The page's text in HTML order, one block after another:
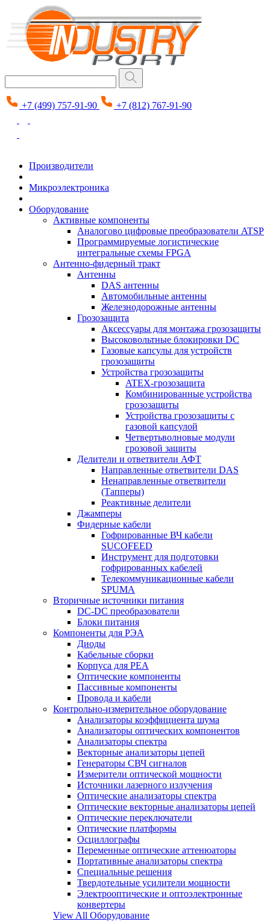
+7 (499) 757-91-90 +7 (812) 767-91-90
Производители
Микроэлектроника
Оборудование
Активные компоненты
Аналогово цифровые преобразователи ATSP
Программируемые логистические
интегральные схемы FPGA
Антенно-фидерный тракт
Антенны
DAS антенны
Автомобильные антенны
Железнодорожные антенны
Грозозащита
Аксессуары для монтажа грозозащиты
Высоковольтные блокировки DC
Газовые капсулы для устройств
грозозащиты
Устройства грозозащиты
ATEX-грозозащита
Комбинированные устройства
грозозащиты
Устройства грозозащиты с
газовой капсулой
Четвертьволновые модули
грозовой защиты
Делители и ответвители АФТ
Направленные ответвители DAS
Ненаправленные ответвители
(Тапперы)
Реактивные делители
Джамперы
Фидерные кабели
Гофрированные ВЧ кабели
SUCOFEED
Инструмент для подготовки
гофрированных кабелей
Телекоммуникационные кабели
SPUMA
Вторичные источники питания
DC-DC преобразователи
Блоки питания
Компоненты для РЭА
Диоды
Кабельные сборки
Корпуса для РЕА
Оптические компоненты
Пассивные компоненты
Провода и кабели
Контрольно-измерительное оборудование
Анализаторы коэффициента шума
Анализаторы оптических компонентов
Анализаторы спектра
Векторные анализаторы цепей
Генераторы СВЧ сигналов
Измерители оптической мощности
Источники лазерного излучения
Оптические анализаторы спектра
Оптические векторные анализаторы цепей
Оптические переключатели
Оптические платформы
Осциллографы
Переменные оптические аттенюаторы
Портативные анализаторы спектра
Специальные решения
Твердотельные усилители мощности
Электрооптические и оптоэлектронные
конвертеры
View All Оборудование